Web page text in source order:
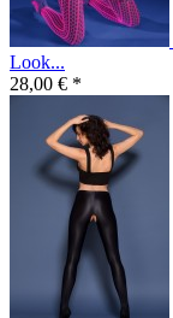
Look...
28,00 € *